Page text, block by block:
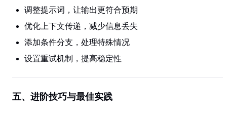
调整提示词，让输出更符合预期
优化上下文传递，减少信息丢失
添加条件分支，处理特殊情况
设置重试机制，提高稳定性
五、进阶技巧与最佳实践